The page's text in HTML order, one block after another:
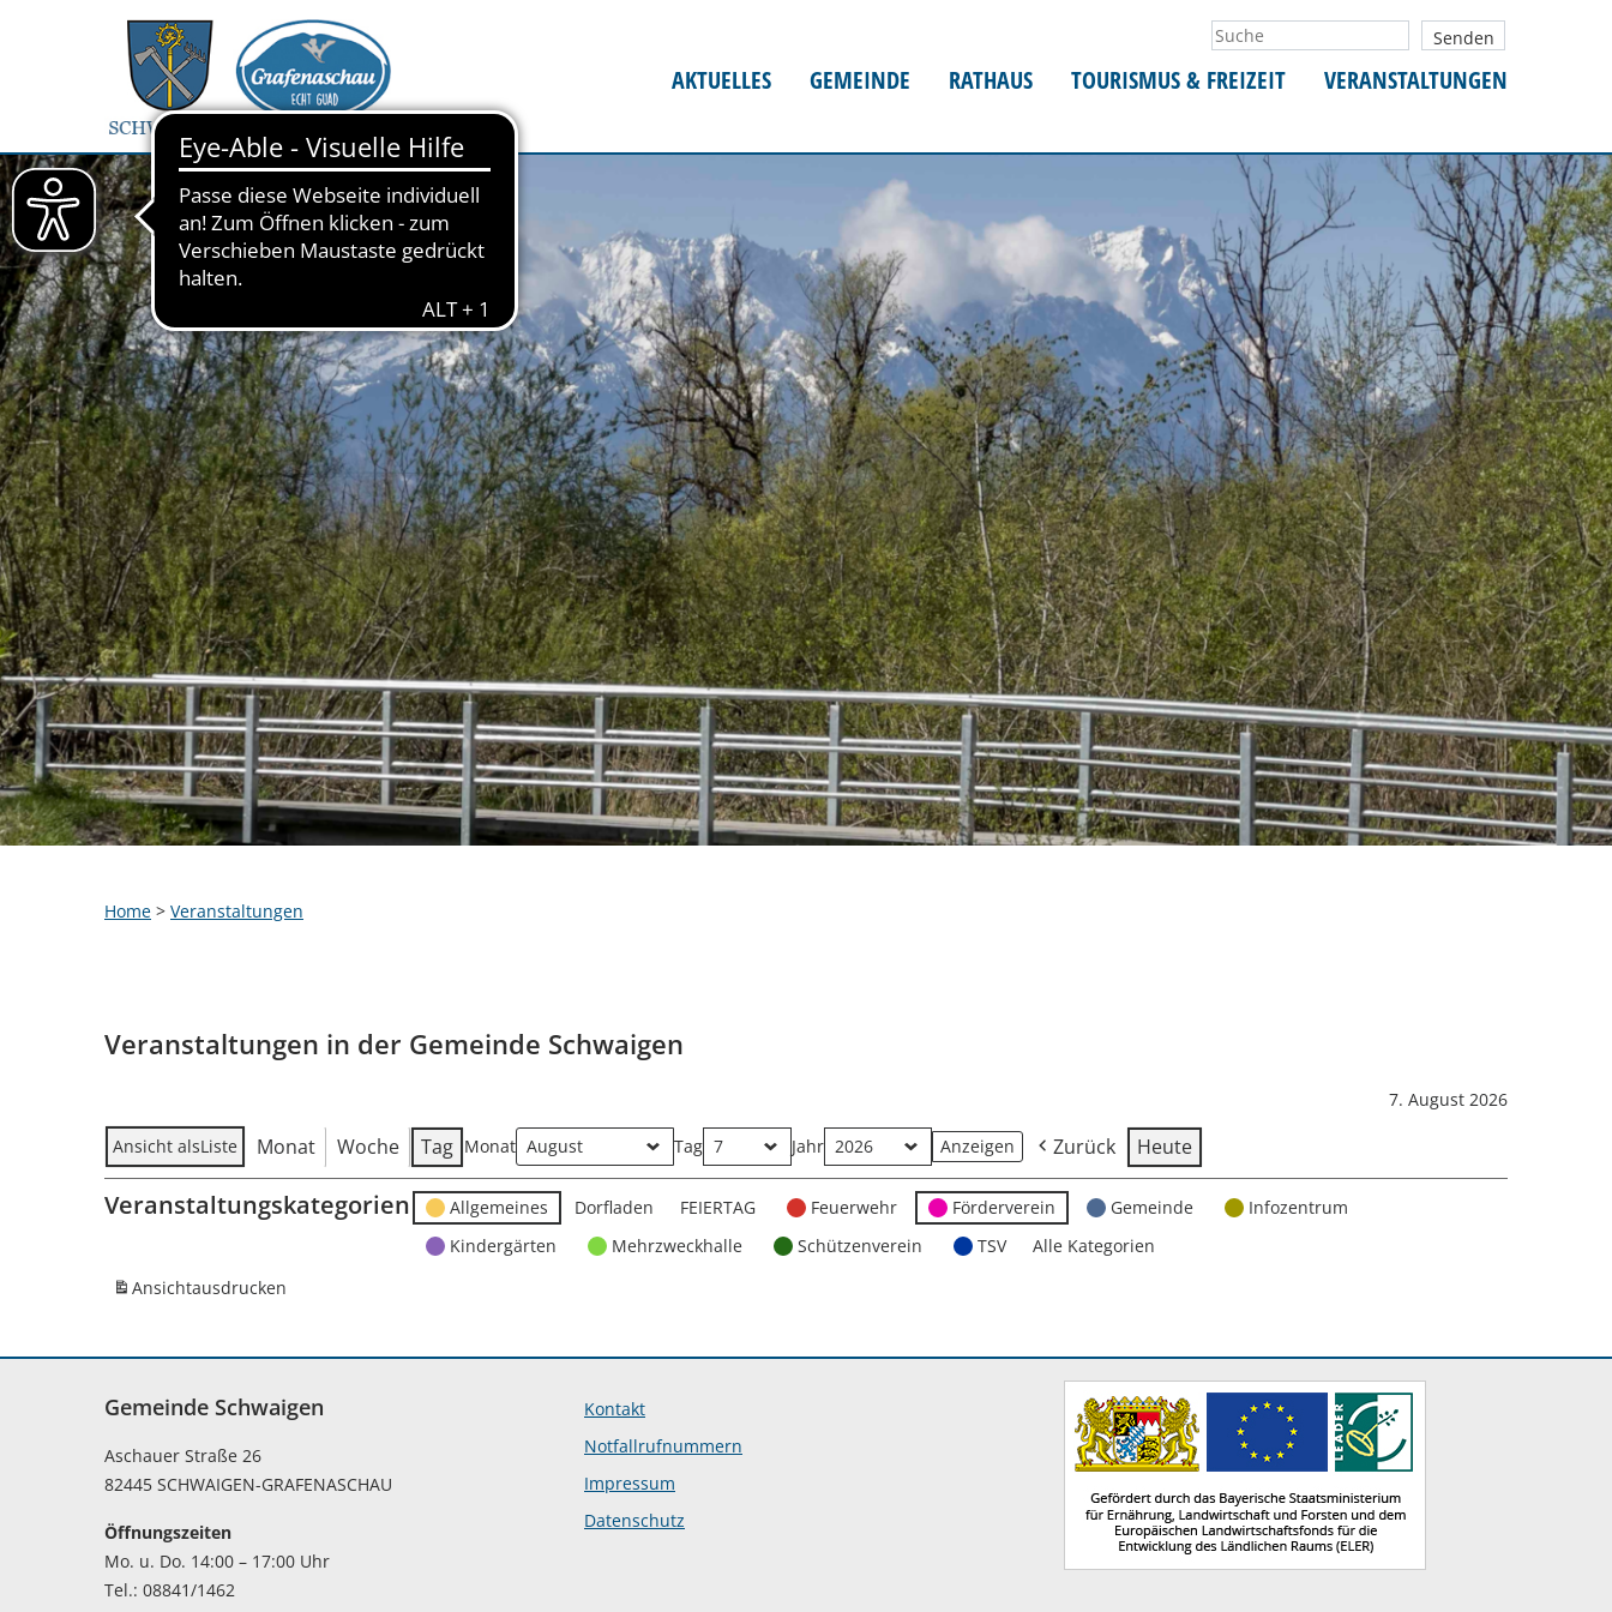
AKTUELLES GEMEINDE RATHAUS TOURISMUS & FREIZEIT VERANSTALTUNGEN
Home > Veranstaltungen
Veranstaltungen in der Gemeinde Schwaigen
7. August 2026
Ansicht alsListe Monat Woche Tag Monat Tag Jahr Zurück Heute
Veranstaltungskategorien Allgemeines Dorfladen FEIERTAG Feuerwehr Förderverein Gemeinde
Infozentrum
Kindergärten
Mehrzweckhalle Schützenverein TSV
Alle Kategorien
Ansichtausdrucken
Gemeinde Schwaigen
Aschauer Straße 26
82445 SCHWAIGEN-GRAFENASCHAU
Öffnungszeiten
Mo. u. Do. 14:00 – 17:00 Uhr
Tel.: 08841/1462
Kontakt
Notfallrufnummern
Impressum
Datenschutz